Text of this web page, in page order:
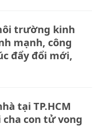
trường kinh
mạnh, công
đẩy đổi mới,
tại TP.HCM
con tử vong